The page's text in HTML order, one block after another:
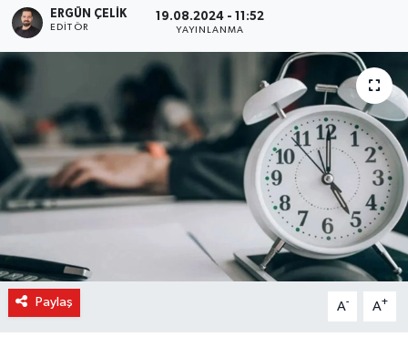
ERGÜN ÇELIK
EDITÖR
19.08.2024 - 11:52
YAYINLANMA
Paylaş A- A+
Son Dakika Haberleri